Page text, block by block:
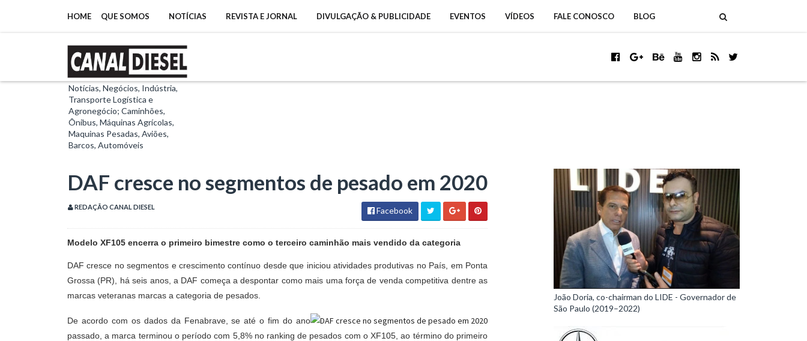
HOME QUE SOMOS NOTÍCIAS REVISTA E JORNAL DIVULGAÇÃO & PUBLICIDADE EVENTOS VÍDEOS FALE CONOSCO BLOG
Notícias, Negócios, Indústria,
Transporte Logística e
Agronegócio; Caminhões,
Ônibus, Máquinas Agrícolas,
Maquinas Pesadas, Aviões,
Barcos, Automóveis
DAF cresce no segmentos de pesado em 2020
REDAÇÃO CANAL DIESEL Facebook
Modelo XF105 encerra o primeiro bimestre como o terceiro caminhão mais vendido da categoria
DAF cresce no segmentos e crescimento contínuo desde que iniciou atividades produtivas no País, em Ponta
Grossa (PR), há seis anos, a DAF começa a despontar como mais uma força de venda competitiva dentre as
marcas veteranas marcas a categoria de pesados.
De acordo com os dados da Fenabrave, se até o fim do ano
passado, a marca terminou o período com 5,8% no ranking de pesados com o XF105, ao término do primeiro
João Doria, co-chairman do LIDE - Governador de
São Paulo (2019–2022)